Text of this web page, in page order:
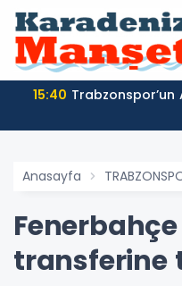
15:40
Anasayfa
transferine